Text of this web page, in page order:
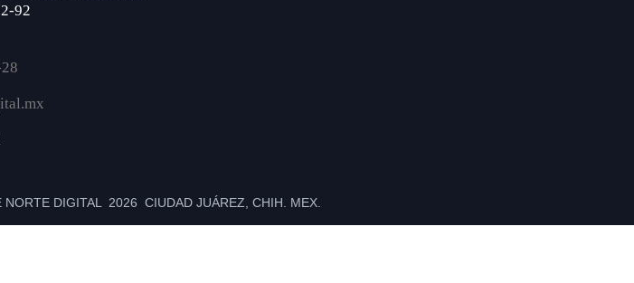
92
DIGITAL 2026 CIUDAD JUÁREZ, CHIH. MEX.